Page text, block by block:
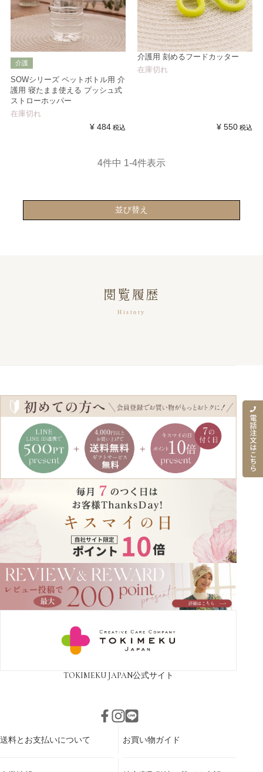
介護
SOWシリーズ ペットボトル用 介
護用 寝たまま使える プッシュ式
ストローホッパー
在庫切れ
¥ 484 税込
介護用 刻めるフードカッター
在庫切れ
¥ 550 税込
並び替え
4件中 1-4件表示
閲覧履歴
History
TOKIMEKU JAPAN公式サイト
送料とお支払いについて お買い物ガイド